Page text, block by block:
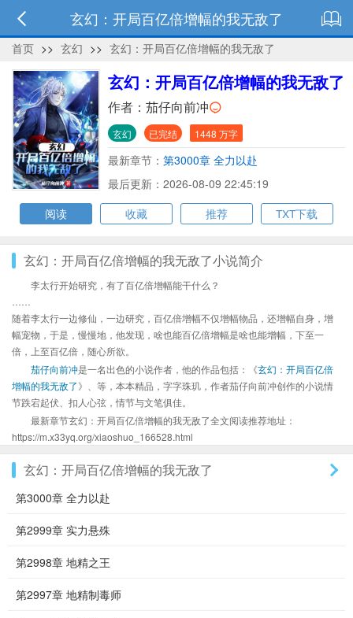
玄幻：开局百亿倍增幅的我无敌了
首页 >> 玄幻 >> 玄幻：开局百亿倍增幅的我无敌了
玄幻：开局百亿倍增幅的我无敌了
作者： 茄仔向前冲
玄幻 已完结 1448 万字
最新章节： 第3000章 全力以赴
最后更新：2026-08-09 22:45:19
阅读
收藏 推荐 TXT下载
玄幻：开局百亿倍增幅的我无敌了小说简介
李太行开始研究，有了百亿倍增幅能干什么？
随着李太行一边修仙，一边研究，百亿倍增幅不仅增幅物品，还增幅自身，增
幅宠物，于是，慢慢地，他发现，啥也能百亿倍增幅是啥也能增幅，下至一
倍，上至百亿倍，随心所欲。
茄仔向前冲是一名出色的小说作者，他的作品包括：《玄幻：开局百亿倍
增幅的我无敌了》、等，本本精品，字字珠玑，作者茄仔向前冲创作的小说情
节跌宕起伏、扣人心弦，情节与文笔俱佳。
最新章节玄幻：开局百亿倍增幅的我无敌了全文阅读推荐地址：
https://m.x33yq.org/xiaoshuo_166528.html
玄幻：开局百亿倍增幅的我无敌了
第3000章 全力以赴
第2999章 实力悬殊
第2998章 地精之王
第2997章 地精制毒师